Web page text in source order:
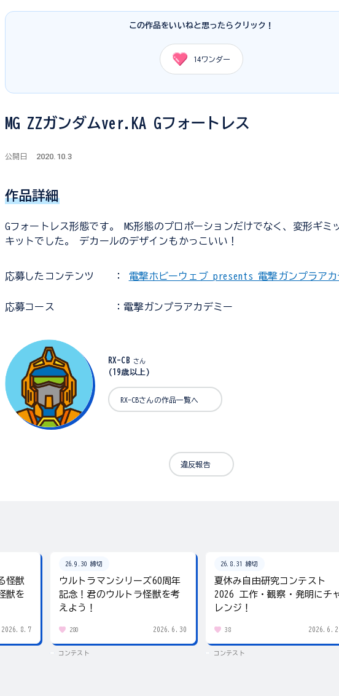
この作品をいいねと思ったらクリック！
14ワンダー
MG ZZガンダムver.KA Gフォートレス
公開日 2020.10.3
作品詳細
Gフォートレス形態です。 MS形態のプロポーションだけでなく、変形ギミ
キットでした。 デカールのデザインもかっこいい！
応募した コンテンツ ： 電撃ホビーウェブ presents 電撃ガンプラアカ
応募コース ：電撃ガンプラアカデミー
RX-CB さん
(19歳以上)
RX-CBさんの作品一覧へ
違反報告
怪獣
獣を
2026.8.7
26.9.30 締切
ウルトラマンシリーズ60周年
記念！君のウルトラ怪獣を考
えよう！
280 2026.6.30
コンテスト
26.8.31 締切
夏休み自由研究コンテスト
2026 工作・観察・発明にチ
レンジ！
38
コンテスト